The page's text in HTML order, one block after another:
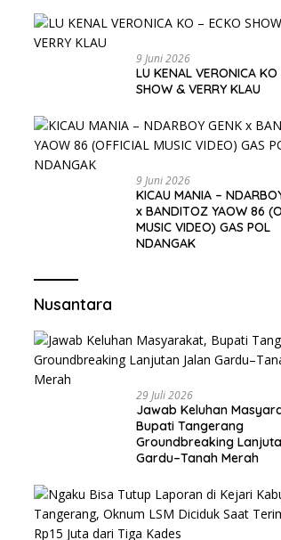
9 Juni 2026
LU KENAL VERONICA KO
SHOW & VERRY KLAU
9 Juni 2026
KICAU MANIA –
x BANDITOZ YAOW 86
MUSIC VIDEO) GAS POL
NDANGAK
Nusantara
29 Juli 2026
Jawab Keluhan
Bupati Tangerang
Groundbreaking
Gardu–Tanah Merah